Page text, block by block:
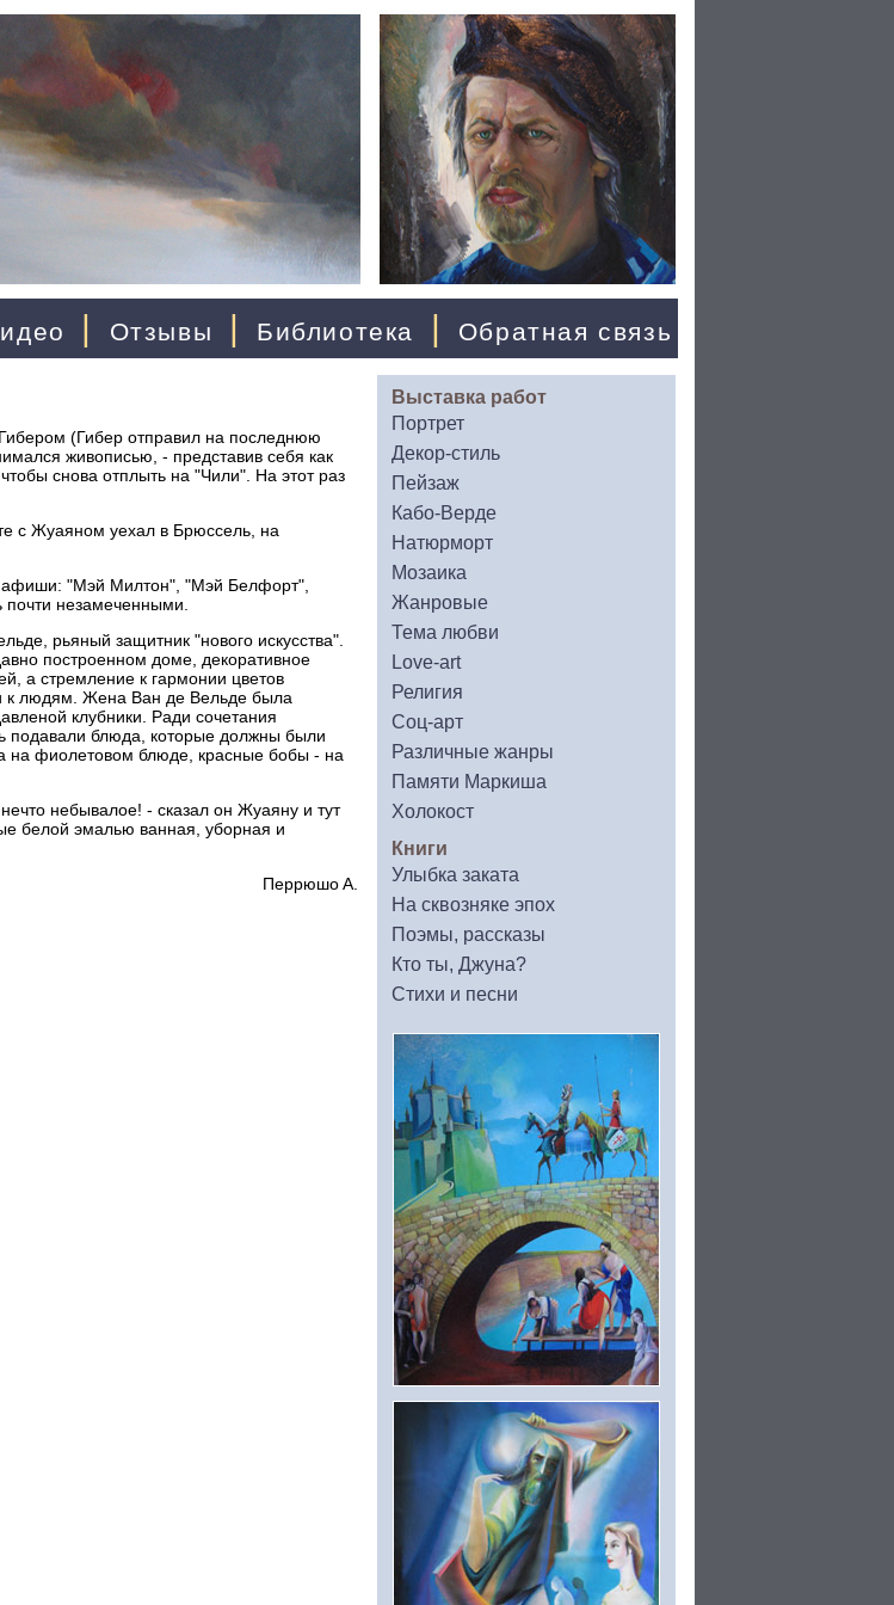
| Отзывы | Библиотека | Обратная связь
(Гибер отправил на последнюю
живописью, - представив себя как
снова отплыть на "Чили". На этот раз
с Жуаяном уехал в Брюссель, на
афиши: "Мэй Милтон", "Мэй Белфорт",
незамеченными.
рьяный защитник "нового искусства".
построенном доме, декоративное
а стремление к гармонии цветов
к людям. Жена Ван де Вельде была
клубники. Ради сочетания
подавали блюда, которые должны были
на фиолетовом блюде, красные бобы - на
небывалое! - сказал он Жуаяну и тут
белой эмалью ванная, уборная и
Пeppюшo A.
Выставка работ
Портрет
Декор-стиль
Пейзаж
Кабо-Верде
Натюрморт
Мозаика
Жанровые
Тема любви
Love-art
Религия
Соц-арт
Различные жанры
Памяти Маркиша
Холокост
Книги
Улыбка заката
На сквозняке эпох
Поэмы, рассказы
Кто ты, Джуна?
Стихи и песни